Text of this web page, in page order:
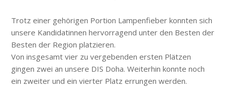
Trotz einer gehörigen Portion Lampenfieber konnten sich
unsere Kandidatinnen hervorragend unter den Besten der
Besten der Region platzieren.
Von insgesamt vier zu vergebenden ersten Plätzen
gingen zwei an unsere DIS Doha. Weiterhin konnte noch
ein zweiter und ein vierter Platz errungen werden.